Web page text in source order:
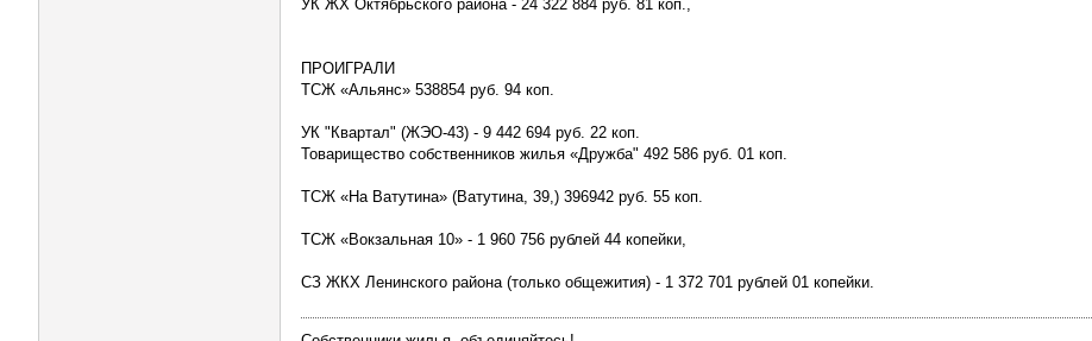
УК ЖХ Октябрьского района - 24 322 884 руб. 81 коп.,
ПРОИГРАЛИ
ТСЖ «Альянс» 538854 руб. 94 коп.
УК "Квартал" (ЖЭО-43) - 9 442 694 руб. 22 коп.
Товарищество собственников жилья «Дружба" 492 586 руб. 01 коп.
ТСЖ «На Ватутина» (Ватутина, 39,) 396942 руб. 55 коп.
ТСЖ «Вокзальная 10» - 1 960 756 рублей 44 копейки,
СЗ ЖКХ Ленинского района (только общежития) - 1 372 701 рублей 01 копейки.